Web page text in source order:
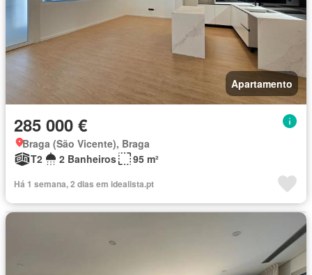
Apartamento
285 000 €
Braga (São Vicente), Braga
T2
2 Banheiros 95 m²
Há 1 semana, 2 dias em idealista.pt